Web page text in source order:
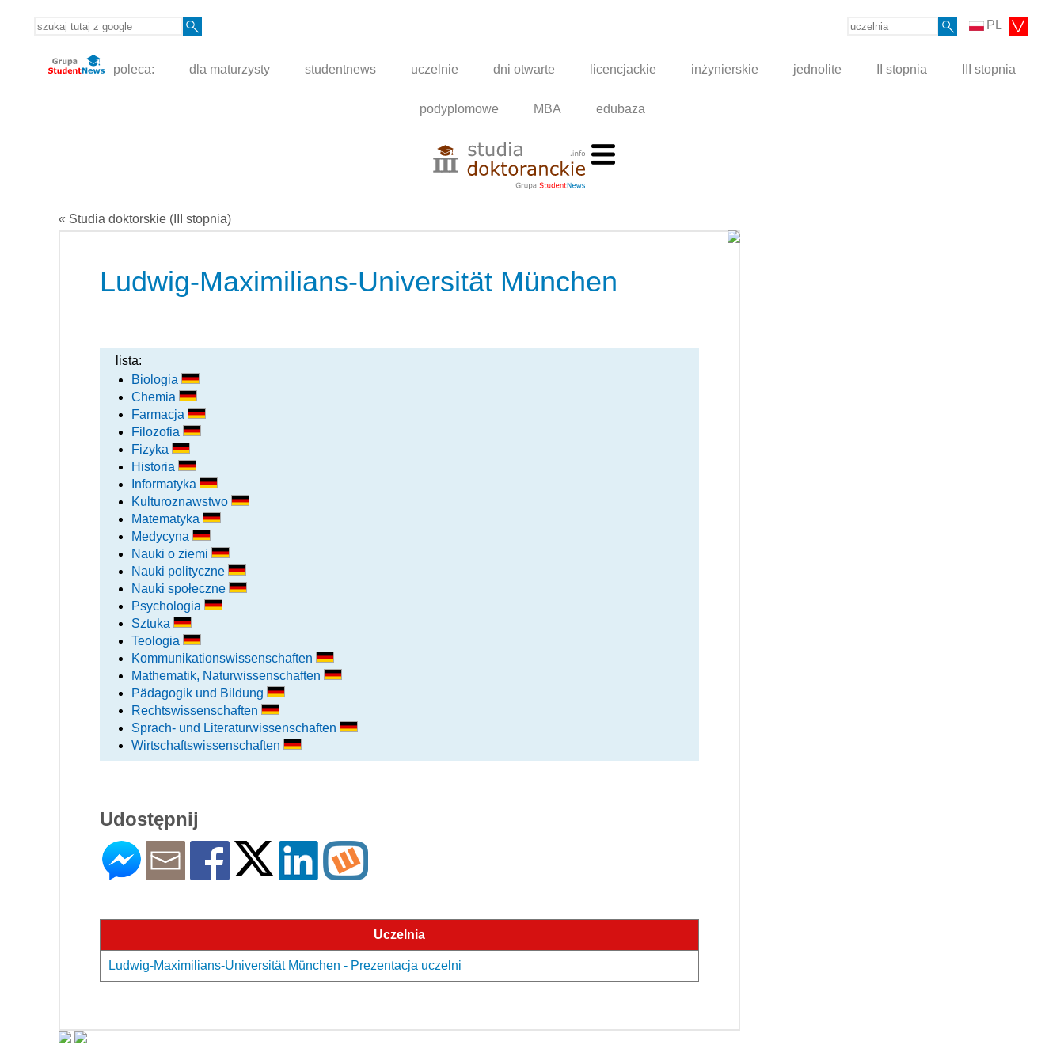
PL
poleca: dla maturzysty studentnews uczelnie dni otwarte licencjackie inżynierskie jednolite II stopnia III stopnia
podyplomowe MBA edubaza
« Studia doktorskie (III stopnia)
Ludwig-Maximilians-Universität München
lista:
Biologia
Chemia
Farmacja
Filozofia
Fizyka
Historia
Informatyka
Kulturoznawstwo
Matematyka
Medycyna
Nauki o ziemi
Nauki polityczne
Nauki społeczne
Psychologia
Sztuka
Teologia
Kommunikationswissenschaften
Mathematik, Naturwissenschaften
Pädagogik und Bildung
Rechtswissenschaften
Sprach- und Literaturwissenschaften
Wirtschaftswissenschaften
Udostępnij
Uczelnia
Ludwig-Maximilians-Universität München - Prezentacja uczelni